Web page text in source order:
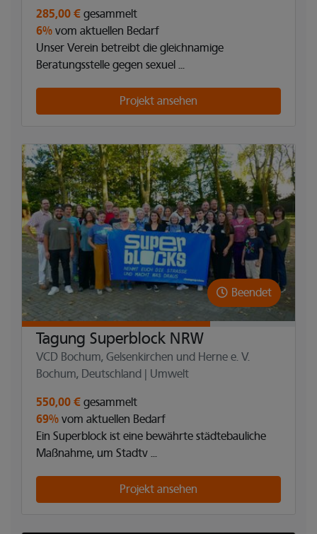
285,00 € gesammelt
6% vom aktuellen Bedarf
Unser Verein betreibt die gleichnamige
Beratungsstelle gegen sexuel ...
Projekt ansehen
Beendet
Tagung Superblock NRW
VCD Bochum, Gelsenkirchen und Herne e. V.
Bochum, Deutschland | Umwelt
550,00 € gesammelt
69% vom aktuellen Bedarf
Ein Superblock ist eine bewährte städtebauliche
Maßnahme, um Stadtv ...
Projekt ansehen